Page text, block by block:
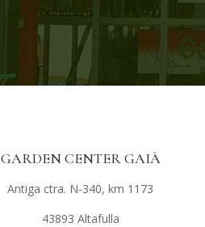
GARDEN CENTER GAIÀ
Antiga ctra. N-340, km 1173
43893 Altafulla